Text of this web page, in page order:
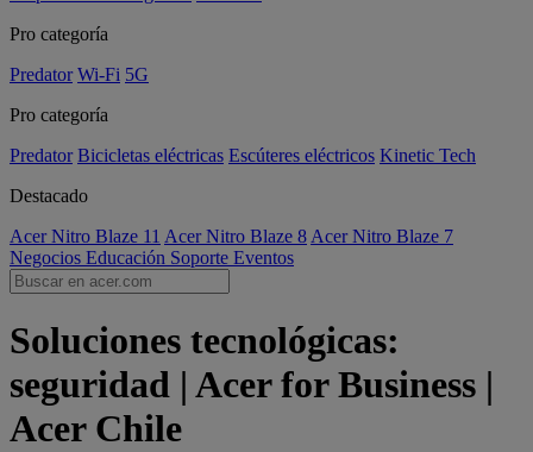
Pro categoría
Predator Wi-Fi 5G
Pro categoría
Predator Bicicletas eléctricas Escúteres eléctricos Kinetic Tech
Destacado
Acer Nitro Blaze 11 Acer Nitro Blaze 8 Acer Nitro Blaze 7
Negocios Educación Soporte Eventos
Soluciones tecnológicas:
seguridad | Acer for Business |
Acer Chile